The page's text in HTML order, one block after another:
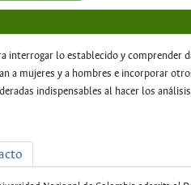
interrogar lo establecido y comprender
a mujeres y a hombres e incorporar
indispensables al hacer los